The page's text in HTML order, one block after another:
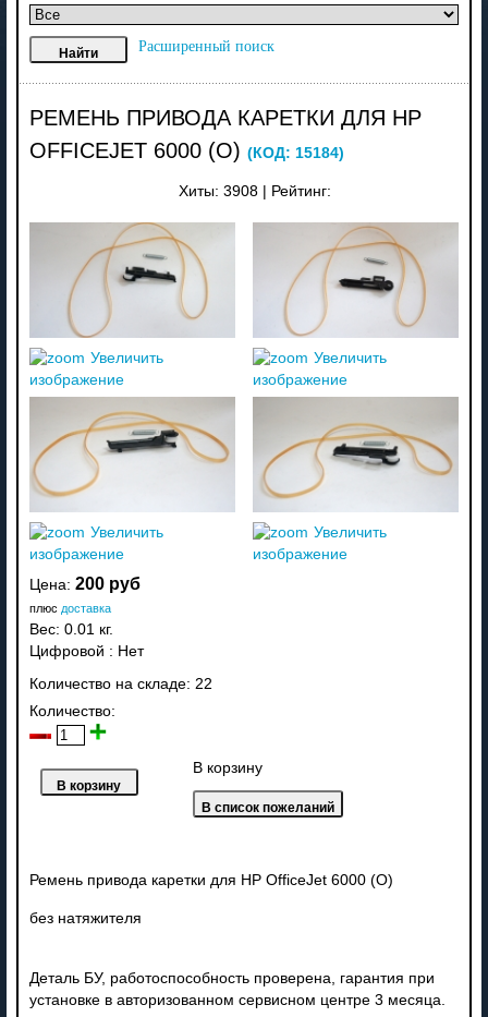
Расширенный поиск
РЕМЕНЬ ПРИВОДА КАРЕТКИ ДЛЯ HP
OFFICEJET 6000 (О) (КОД: 15184)
Хиты: 3908 Рейтинг:
Увеличить
изображение
Увеличить
изображение
Увеличить
изображение
Увеличить
изображение
Цена: 200 руб
плюс доставка
Вес: 0.01 кг.
Цифровой : Нет
Количество на складе: 22
Количество:
В корзину
Ремень привода каретки для HP OfficeJet 6000 (О)
без натяжителя
Деталь БУ, работоспособность проверена, гарантия при
установке в авторизованном сервисном центре 3 месяца.